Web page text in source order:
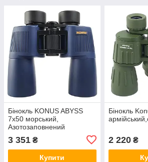
Бінокль KONUS ABYSS
7x50 морський,
Азотозаповнений
3 351 ₴
Купити
Бінокль
2 220₴